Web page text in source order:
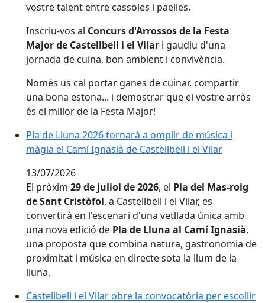
vostre talent entre cassoles i paelles.
Inscriu-vos al Concurs d'Arrossos de la Festa
Major de Castellbell i el Vilar i gaudiu d'una
jornada de cuina, bon ambient i convivència.
Només us cal portar ganes de cuinar, compartir
una bona estona... i demostrar que el vostre arròs
és el millor de la Festa Major!
Pla de Lluna 2026 tornarà a omplir de música i
Pla de Lluna 2026 tornarà a omplir de música i
màgia el Camí Ignasià de Castellbell i el Vilar
13/07/2026
El pròxim 29 de juliol de 2026, el Pla del Mas-roig
de Sant Cristòfol, a Castellbell i el Vilar, es
convertirà en l'escenari d'una vetllada única amb
una nova edició de Pla de Lluna al Camí Ignasià,
una proposta que combina natura, gastronomia de
proximitat i música en directe sota la llum de la
lluna.
Castellbell i el Vilar obre la convocatòria per escollir
Castellbell i el Vilar obre la convocatòria per escollir